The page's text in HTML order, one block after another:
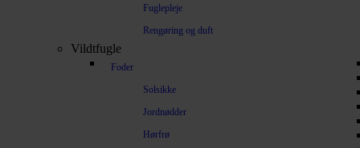
Fuglepleje
Rengøring og duft
Vildtfugle
Foder
Solsikke
Jordnødder
Hørfrø